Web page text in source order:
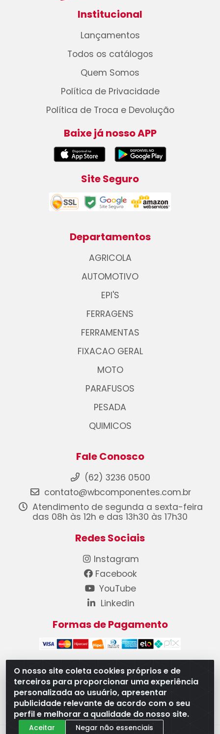
O nosso site coleta cookies próprios e de
terceiros para proporcionar uma experiência
personalizada ao usuário, apresentar
publicidade relevante de acordo com o seu
perfil e melhorar a qualidade do nosso site.
Aceitar Negar não essenciais
Institucional
Lançamentos
Todos os catálogos
Quem Somos
Política de Privacidade
Política de Troca e Devolução
Baixe já nosso APP
Site Seguro
Departamentos
AGRICOLA
AUTOMOTIVO
EPI'S
FERRAGENS
FERRAMENTAS
FIXACAO GERAL
MOTO
PARAFUSOS
PESADA
QUIMICOS
Fale Conosco
(62) 3236 0500
contato@wbcomponentes.com.br
Atendimento de segunda a sexta-feira
das 08h às 12h e das 13h30 às 17h30
Redes Sociais
Instagram
Facebook
YouTube
Linkedin
Formas de Pagamento
WB Componentes Automotivos LTDA - CNPJ
08.528.393/0001-12 - Rua do Níquel, 667 - Parque
Oeste Industrial, Goiânia/GO - CEP 74375-660